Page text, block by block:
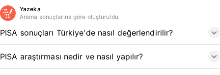
Yazeka
Arama sonuçlarına göre oluşturuldu
PISA sonuçları Türkiye'de nasıl değerlendirilir?
PISA araştırması nedir ve nasıl yapılır?